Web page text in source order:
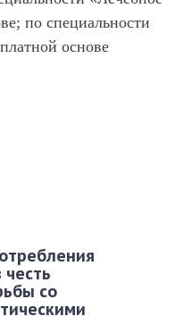
по специальности
основе
со